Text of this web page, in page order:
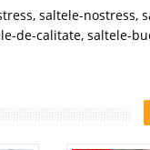
, saltele-nostress,
de-calitate, saltele-